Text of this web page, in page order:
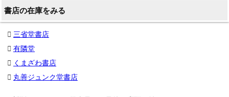
書店の在庫をみる
三省堂書店
有隣堂
くまざわ書店
丸善ジュンク堂書店